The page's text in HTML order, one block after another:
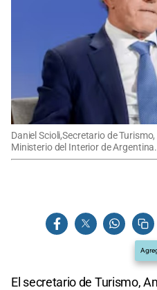
Daniel Scioli,Secretario de
Ministerio del Interior de Argentina.
El secretario de Turismo,